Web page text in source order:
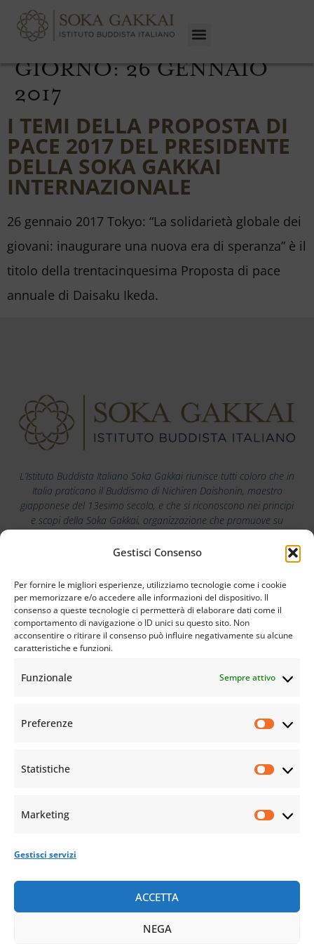
Gestisci Consenso
Per fornire le migliori esperienze, utilizziamo tecnologie come i cookie
per memorizzare e/o accedere alle informazioni del dispositivo. Il
consenso a queste tecnologie ci permetterà di elaborare dati come il
comportamento di navigazione o ID unici su questo sito. Non
acconsentire o ritirare il consenso può influire negativamente su alcune
caratteristiche e funzioni.
Funzionale Sempre attivo
Preferenze
Statistiche
Marketing
Gestisci servizi
ACCETTA
NEGA
GIORNO: 26 GENNAIO
2017
I TEMI DELLA PROPOSTA DI
PACE 2017 DEL PRESIDENTE
DELLA SOKA GAKKAI
INTERNAZIONALE
26 gennaio 2017 Tokyo: “La solidarietà globale dei
giovani: inaugurare una nuova era di speranza” è il
titolo della trentacinquesima Proposta di pace
annuale di Daisaku Ikeda.
L’Istituto Buddista Italiano Soka Gakkai riunisce tutti coloro che in
Italia praticano il Buddismo di Nichiren Daishonin, maestro
giapponese del 13esimo secolo, e che si riconoscono nei principi
e scopi della Soka Gakkai, organizzazione che promuove su